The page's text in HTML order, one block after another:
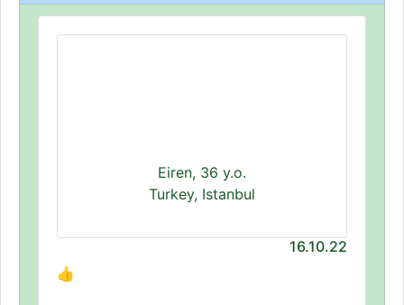
Eiren, 36 y.o.
Turkey, Istanbul
16.10.22
👍